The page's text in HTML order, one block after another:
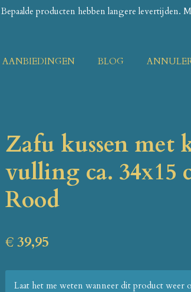
Bepaalde producten hebben langere levertijden.
AANBIEDINGEN BLOG
Zafu kussen met
vulling ca. 34x15
Rood
€ 39,95
Laat het me weten wanneer dit product weer